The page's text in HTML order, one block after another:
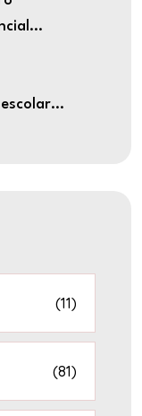
(11)
(81)